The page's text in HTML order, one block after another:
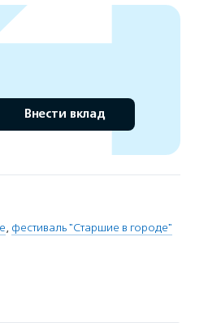
Внести вклад
, фестиваль "Старшие в городе"